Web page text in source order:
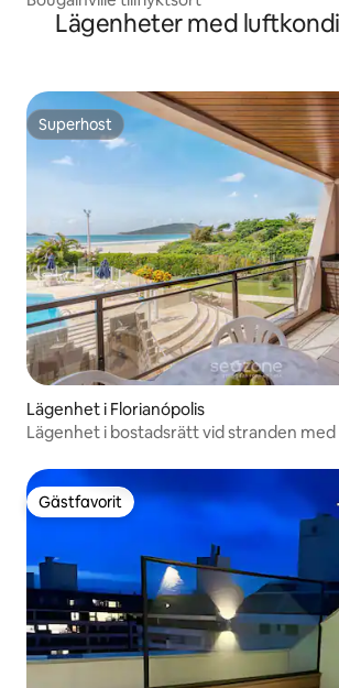
Lägenheter med
Superhost
Superhost
Lägenhet i Florianópolis
Lägenhet i bostadsrätt vid stranden med
Gästfavorit
Gästfavorit